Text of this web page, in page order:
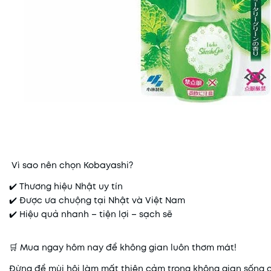
Vì sao nên chọn Kobayashi?
✔️ Thương hiệu Nhật uy tín
✔️ Được ưa chuộng tại Nhật và Việt Nam
✔️ Hiệu quả nhanh – tiện lợi – sạch sẽ
🛒 Mua ngay hôm nay để không gian luôn thơm mát!
Đừng để mùi hôi làm mất thiện cảm trong không gian sống